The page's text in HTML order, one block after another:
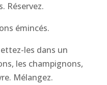
Réservez.
émincés.
les dans un
les champignons,
Mélangez.